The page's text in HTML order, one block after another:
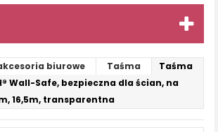
biurowe Taśma
Taśma
Wall-Safe, bezpieczna dla ścian, na
16,5m, transparentna